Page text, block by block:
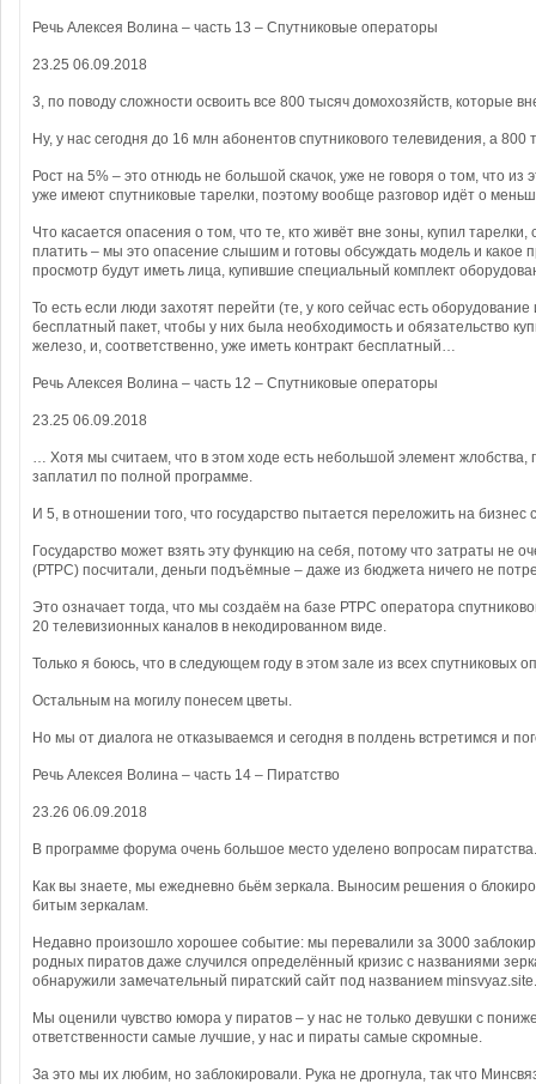
Речь Алексея Волина – часть 13 – Спутниковые операторы
23.25 06.09.2018
3, по поводу сложности освоить все 800 тысяч домохозяйств, которые
Ну, у нас сегодня до 16 млн абонентов спутникового телевидения, а
Рост на 5% – это отнюдь не большой скачок, уже не говоря о том, что из
уже имеют спутниковые тарелки, поэтому вообще разговор идёт о
Что касается опасения о том, что те, кто живёт вне зоны, купил тарелки,
платить – мы это опасение слышим и готовы обсуждать модель и какое
просмотр будут иметь лица, купившие специальный комплект
То есть если люди захотят перейти (те, у кого сейчас есть
бесплатный пакет, чтобы у них была необходимость и обязательство
железо, и, соответственно, уже иметь контракт бесплатный…
Речь Алексея Волина – часть 12 – Спутниковые операторы
23.25 06.09.2018
… Хотя мы считаем, что в этом ходе есть небольшой элемент жлобства,
заплатил по полной программе.
И 5, в отношении того, что государство пытается переложить на
Государство может взять эту функцию на себя, потому что затраты не
(РТРС) посчитали, деньги подъёмные – даже из бюджета ничего не
Это означает тогда, что мы создаём на базе РТРС оператора
20 телевизионных каналов в некодированном виде.
Только я боюсь, что в следующем году в этом зале из всех спутниковых
Остальным на могилу понесем цветы.
Но мы от диалога не отказываемся и сегодня в полдень встретимся и
Речь Алексея Волина – часть 14 – Пиратство
23.26 06.09.2018
В программе форума очень большое место уделено вопросам пиратства.
Как вы знаете, мы ежедневно бьём зеркала. Выносим решения о
битым зеркалам.
Недавно произошло хорошее событие: мы перевалили за 3000
родных пиратов даже случился определённый кризис с названиями
обнаружили замечательный пиратский сайт под названием minsvyaz.site.
Мы оценили чувство юмора у пиратов – у нас не только девушки с
ответственности самые лучшие, у нас и пираты самые скромные.
За это мы их любим, но заблокировали. Рука не дрогнула, так что